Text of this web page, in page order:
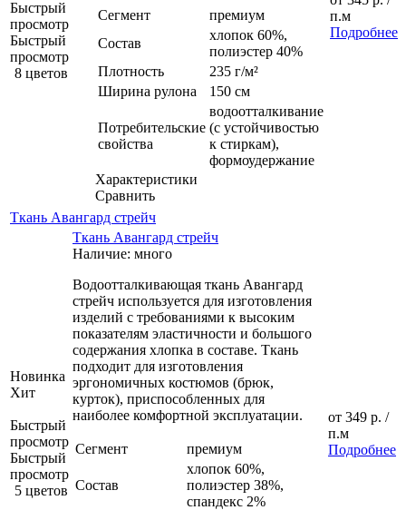
Быстрый
просмотр
Быстрый
просмотр
8 цветов
Сегмент
премиум
Состав
хлопок 60%,
полиэстер 40%
Плотность
235 г/м²
Ширина рулона
150 см
Потребительские
свойства
водоотталкивание
(с устойчивостью
к стиркам),
формоудержание
Характеристики
Сравнить
п.м
Подробнее
Ткань Авангард стрейч
Новинка
Хит
Быстрый
просмотр
Быстрый
просмотр
5 цветов
Ткань Авангард стрейч
Наличие: много
Водоотталкивающая ткань Авангард
стрейч используется для изготовления
изделий с требованиями к высоким
показателям эластичности и большого
содержания хлопка в составе. Ткань
подходит для изготовления
эргономичных костюмов (брюк,
курток), приспособленных для
наиболее комфортной эксплуатации.
Сегмент премиум
Состав
хлопок 60%,
полиэстер 38%,
спандекс 2%
от 349 р. /
п.м
Подробнее